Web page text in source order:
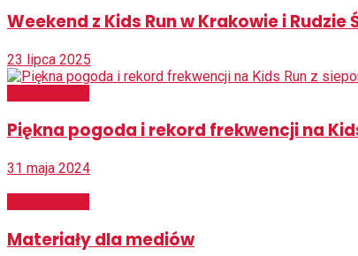
Weekend z Kids Run w Krakowie i Rudzie
23 lipca 2025
Piękna pogoda i rekord frekwencji na
31 maja 2024
Materiały dla mediów